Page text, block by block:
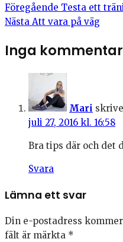
Föregående Testa ett
Nästa Att vara på väg
Inga
Mari
juli 27, 2016 kl. 16:58
Bra tips där och det
Svara
Lämna ett svar
Din e-postadress
fält är märkta *